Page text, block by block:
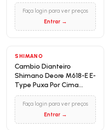
Faça login para ver preços
Entrar →
SHIMANO
Cambio Dianteiro
Shimano Deore M618-E E-
Type Puxa Por Cima
Cromado
Faça login para ver preços
Entrar →